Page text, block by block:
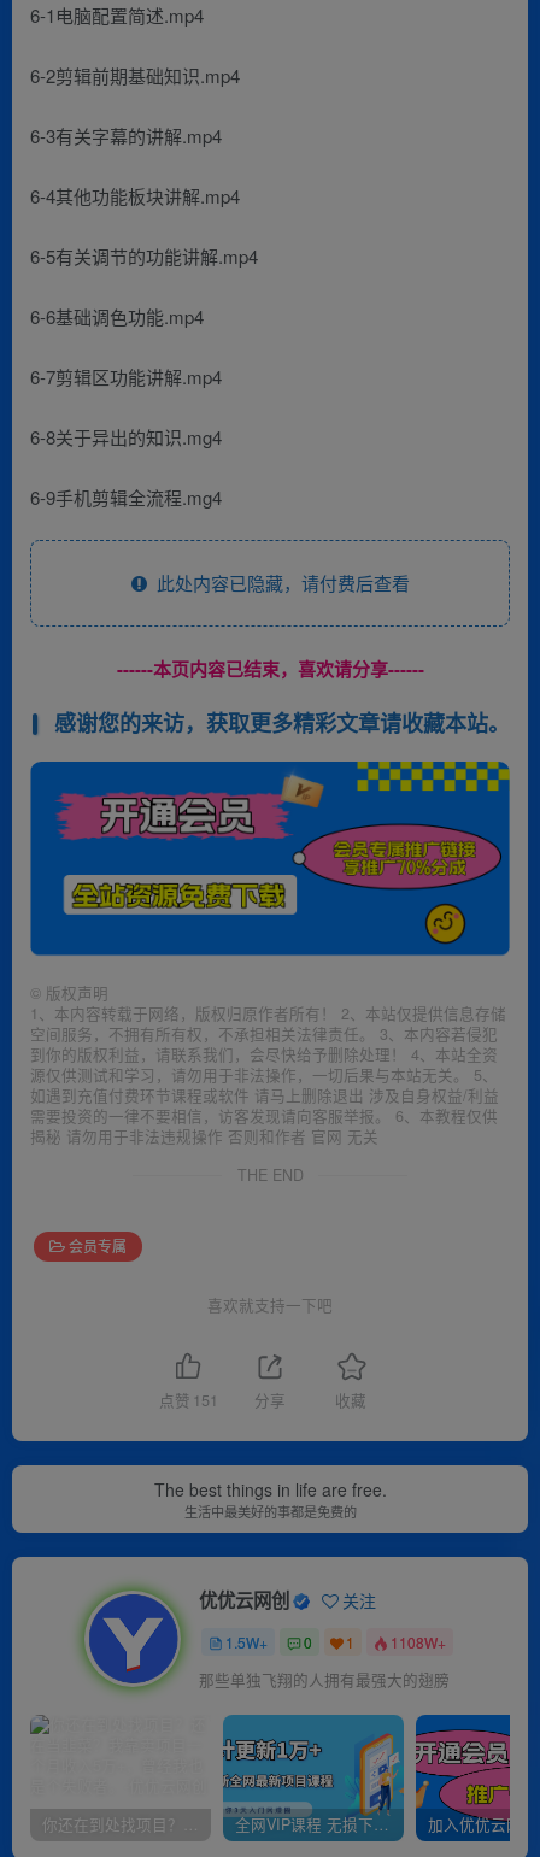
6-1电脑配置简述.mp4
6-2剪辑前期基础知识.mp4
6-3有关字幕的讲解.mp4
6-4其他功能板块讲解.mp4
6-5有关调节的功能讲解.mp4
6-6基础调色功能.mp4
6-7剪辑区功能讲解.mp4
6-8关于异出的知识.mg4
6-9手机剪辑全流程.mg4
此处内容已隐藏，请付费后查看
------本页内容已结束，喜欢请分享------
感谢您的来访，获取更多精彩文章请收藏本站。
© 版权声明
1、本内容转载于网络，版权归原作者所有！ 2、本站仅提供信息存储
空间服务，不拥有所有权，不承担相关法律责任。 3、本内容若侵犯
到你的版权利益，请联系我们，会尽快给予删除处理！ 4、本站全资
源仅供测试和学习，请勿用于非法操作，一切后果与本站无关。 5、
如遇到充值付费环节课程或软件 请马上删除退出 涉及自身权益/利益
需要投资的一律不要相信，访客发现请向客服举报。 6、本教程仅供
揭秘 请勿用于非法违规操作 否则和作者 官网 无关
THE END
会员专属
喜欢就支持一下吧
点赞 151 分享 收藏
The best things in life are free.
生活中最美好的事都是免费的
优优云网创 关注
1.5W+ 0 1 1108W+
那些单独飞翔的人拥有最强大的翅膀
你还在到处找项目？还在当韭菜？我靠卖项目一个月收入5万+，曾经我也是个失败者。 全网VIP课程 无损下载~